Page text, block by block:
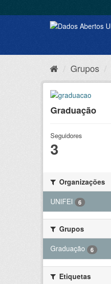
Grupos
Graduação
Seguidores
3
Organizações
UNIFEI
6
Grupos
Graduação
6
Etiquetas